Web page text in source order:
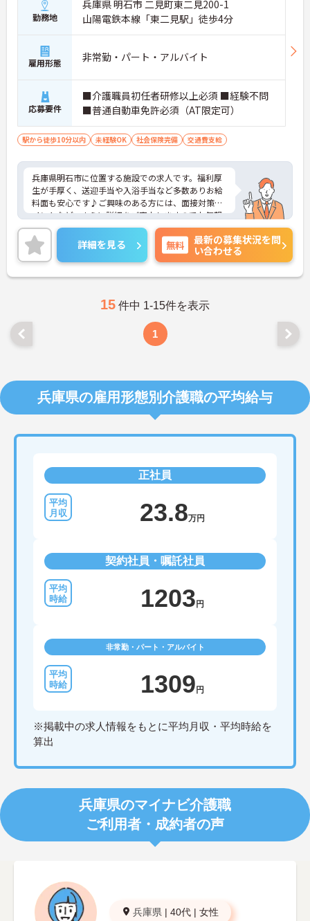
勤務地
兵庫県 明石市 二見町東二見200-1
山陽電鉄本線「東二見駅」徒歩4分
雇用形態 非常勤・パート・アルバイト
応募要件
■介護職員初任者研修以上必須 ■経験不問
■普通自動車免許必須（AT限定可）
駅から徒歩10分以内 未経験OK 社会保険完備 交通費支給
兵庫県明石市に位置する施設での求人です。福利厚
生が手厚く、送迎手当や入浴手当など多数ありお給
料面も安心です♪ご興味のある方には、面接対策ポ
イントなど、さらに詳細をご案内しますのでお気軽
にご相談ください！
詳細を見る 無料
最新の募集状況を問
い合わせる
15 件中 1-15件を表示
1
兵庫県の雇用形態別介護職の平均給与
正社員
23.8万円
契約社員・嘱託社員
1203円
非常勤・パート・アルバイト
1309円
※掲載中の求人情報をもとに平均月収・平均時給を
算出
兵庫県のマイナビ介護職
ご利用者・成約者の声
兵庫県 | 40代 | 女性